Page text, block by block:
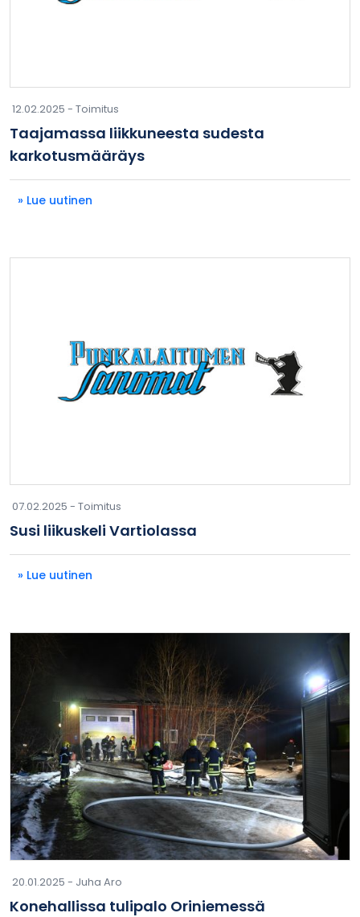
12.02.2025 - Toimitus
Taajamassa liikkuneesta sudesta
karkotusmääräys
» Lue uutinen
07.02.2025 - Toimitus
Susi liikuskeli Vartiolassa
» Lue uutinen
20.01.2025 - Juha Aro
Konehallissa tulipalo Oriniemessä